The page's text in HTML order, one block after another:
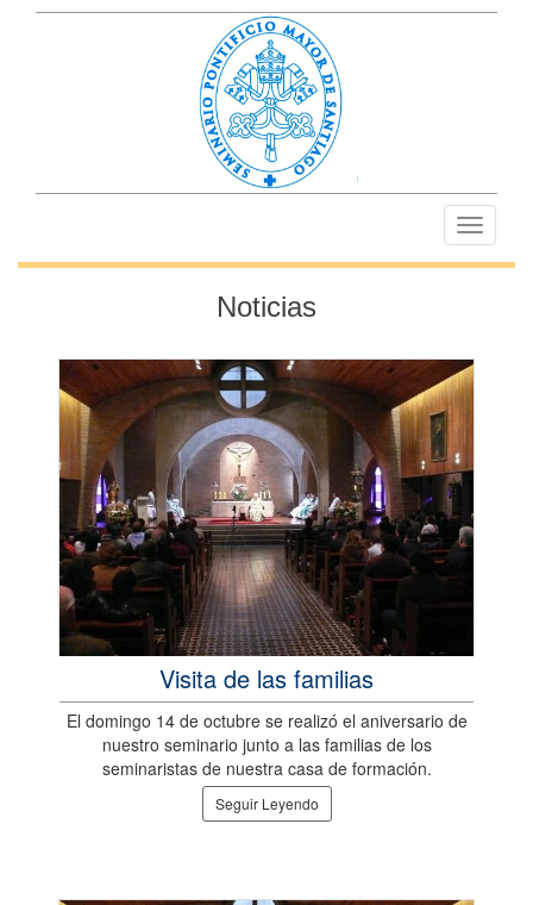
Toggle
Noticias
Visita de las familias
El domingo 14 de octubre se realizó el aniversario de
nuestro seminario junto a las familias de los
seminaristas de nuestra casa de formación.
Seguir Leyendo